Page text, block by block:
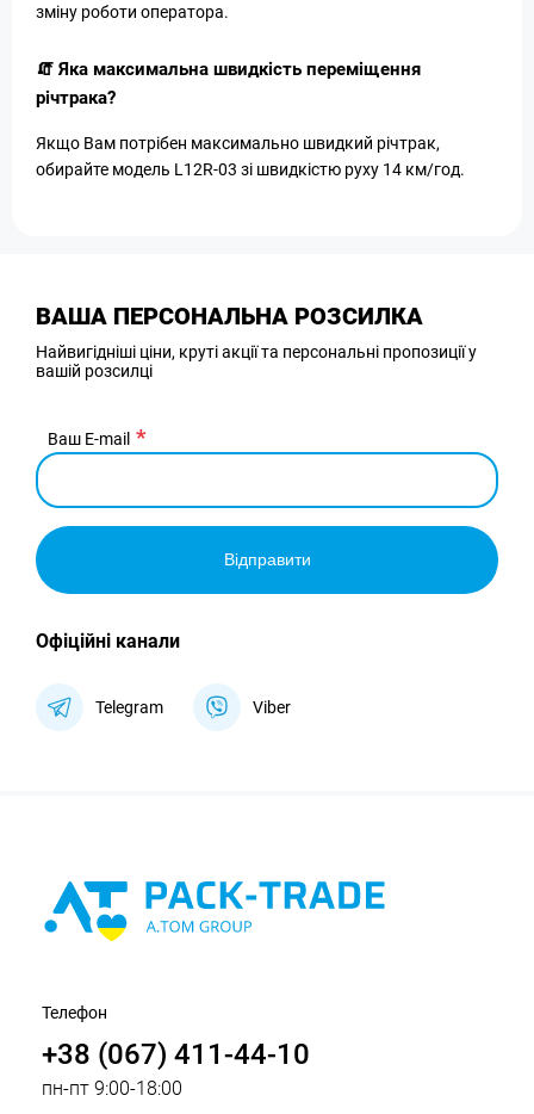
зміну роботи оператора.
🧯 Яка максимальна швидкість переміщення
річтрака?
Якщо Вам потрібен максимально швидкий річтрак,
обирайте модель L12R-03 зі швидкістю руху 14 км/год.
ВАША ПЕРСОНАЛЬНА РОЗСИЛКА
Найвигідніші ціни, круті акції та персональні пропозиції у
вашій розсилці
Ваш E-mail
Відправити
Офіційні канали
Telegram Viber
Телефон
+38 (067) 411-44-10
пн-пт 9:00-18:00